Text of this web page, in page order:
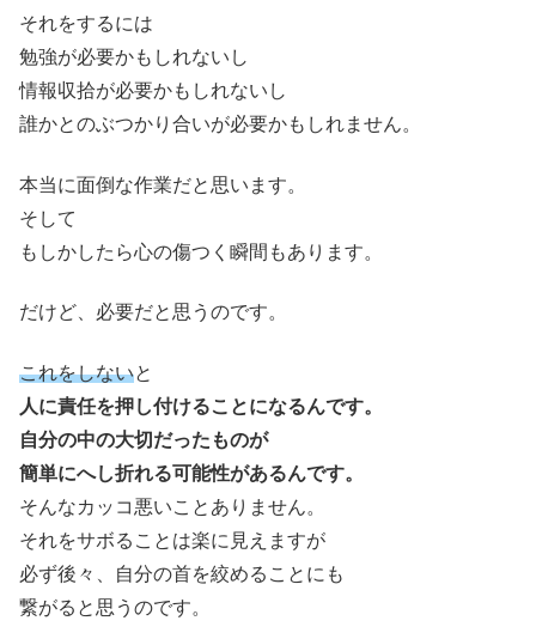
それをするには
勉強が必要かもしれないし
情報収拾が必要かもしれないし
誰かとのぶつかり合いが必要かもしれません。
本当に面倒な作業だと思います。
そして
もしかしたら心の傷つく瞬間もあります。
だけど、必要だと思うのです。
これをしないと
人に責任を押し付けることになるんです。
自分の中の大切だったものが
簡単にへし折れる可能性があるんです。
そんなカッコ悪いことありません。
それをサボることは楽に見えますが
必ず後々、自分の首を絞めることにも
繋がると思うのです。